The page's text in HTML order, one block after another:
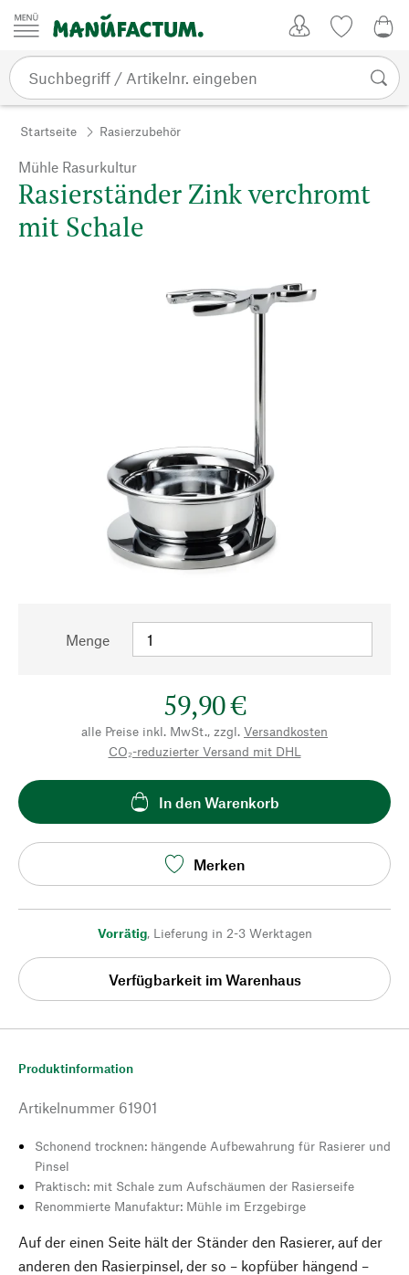
Zum Inhalt springen
Startseite Rasierzubehör
Mühle Rasurkultur
Rasierständer Zink verchromt
mit Schale
Menge
59,90 €
alle Preise inkl. MwSt., zzgl. Versandkosten
CO₂-reduzierter Versand mit DHL
In den Warenkorb
Merken
Vorrätig, Lieferung in 2-3 Werktagen
Verfügbarkeit im Warenhaus
Produktinformation
Artikelnummer 61901
Schonend trocknen: hängende Aufbewahrung für Rasierer und
Pinsel
Praktisch: mit Schale zum Aufschäumen der Rasierseife
Renommierte Manufaktur: Mühle im Erzgebirge
Auf der einen Seite hält der Ständer den Rasierer, auf der
anderen den Rasierpinsel, der so – kopfüber hängend –